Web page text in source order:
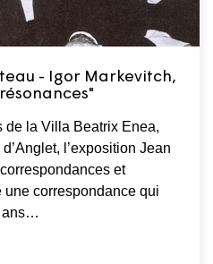
- Igor Markevitch,
de la Villa Beatrix Enea,
l’exposition Jean
et
une correspondance qui
ans…